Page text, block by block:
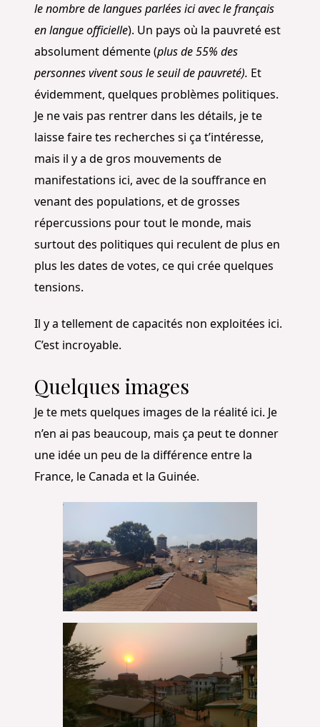
le nombre de langues parlées ici avec le français
en langue officielle). Un pays où la pauvreté est
absolument démente (plus de 55% des
personnes vivent sous le seuil de pauvreté). Et
évidemment, quelques problèmes politiques.
Je ne vais pas rentrer dans les détails, je te
laisse faire tes recherches si ça t’intéresse,
mais il y a de gros mouvements de
manifestations ici, avec de la souffrance en
venant des populations, et de grosses
répercussions pour tout le monde, mais
surtout des politiques qui reculent de plus en
plus les dates de votes, ce qui crée quelques
tensions.
Il y a tellement de capacités non exploitées ici.
C’est incroyable.
Quelques images
Je te mets quelques images de la réalité ici. Je
n’en ai pas beaucoup, mais ça peut te donner
une idée un peu de la différence entre la
France, le Canada et la Guinée.